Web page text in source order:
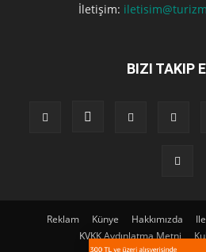
İletişim:
BIZI TAKIP
Reklam Künye Hakkımızda
KVKK Aydınlatma Metni